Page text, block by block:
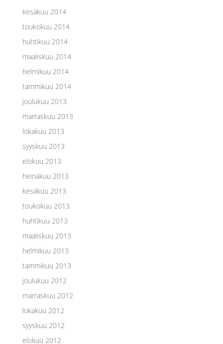
kesäkuu 2014
toukokuu 2014
huhtikuu 2014
maaliskuu 2014
helmikuu 2014
tammikuu 2014
joulukuu 2013
marraskuu 2013
lokakuu 2013
syyskuu 2013
elokuu 2013
heinäkuu 2013
kesäkuu 2013
toukokuu 2013
huhtikuu 2013
maaliskuu 2013
helmikuu 2013
tammikuu 2013
joulukuu 2012
marraskuu 2012
lokakuu 2012
syyskuu 2012
elokuu 2012